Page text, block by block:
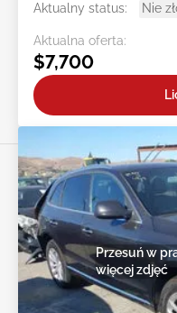
Aktualny status:
Nie
Aktualna oferta:
$7,700
Przesuń w
więcej zdjęć